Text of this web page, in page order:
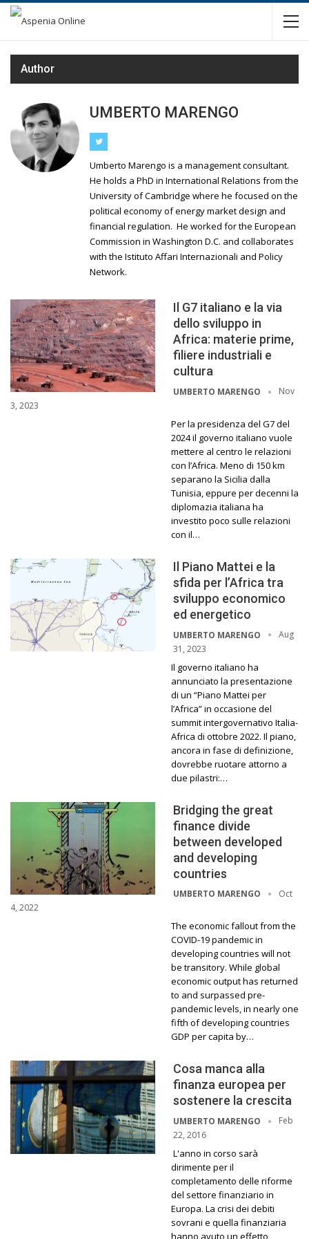
Author
UMBERTO MARENGO
Umberto Marengo is a management consultant.
He holds a PhD in International Relations from the
University of Cambridge where he focused on the
political economy of energy market design and
financial regulation. He worked for the European
Commission in Washington D.C. and collaborates
with the Istituto Affari Internazionali and Policy
Network.
Il G7 italiano e la via
dello sviluppo in
Africa: materie prime,
filiere industriali e
cultura
UMBERTO MARENGO
Nov
3, 2023
Per la presidenza del G7 del
2024 il governo italiano vuole
mettere al centro le relazioni
con l’Africa. Meno di 150 km
separano la Sicilia dalla
Tunisia, eppure per decenni la
diplomazia italiana ha
investito poco sulle relazioni
con il…
Il Piano Mattei e la
sfida per l’Africa tra
sviluppo economico
ed energetico
UMBERTO MARENGO
Aug
31, 2023
Il governo italiano ha
annunciato la presentazione
di un “Piano Mattei per
l’Africa” in occasione del
summit intergovernativo Italia-
Africa di ottobre 2022. Il piano,
ancora in fase di definizione,
dovrebbe ruotare attorno a
due pilastri:…
Bridging the great
finance divide
between developed
and developing
countries
UMBERTO MARENGO
Oct
4, 2022
The economic fallout from the
COVID-19 pandemic in
developing countries will not
be transitory. While global
economic output has returned
to and surpassed pre-
pandemic levels, in nearly one
fifth of developing countries
GDP per capita by…
Cosa manca alla
finanza europea per
sostenere la crescita
UMBERTO MARENGO
Feb
22, 2016
L'anno in corso sarà
dirimente per il
completamento delle riforme
del settore finanziario in
Europa. La crisi dei debiti
sovrani e quella finanziaria
hanno avuto un effetto